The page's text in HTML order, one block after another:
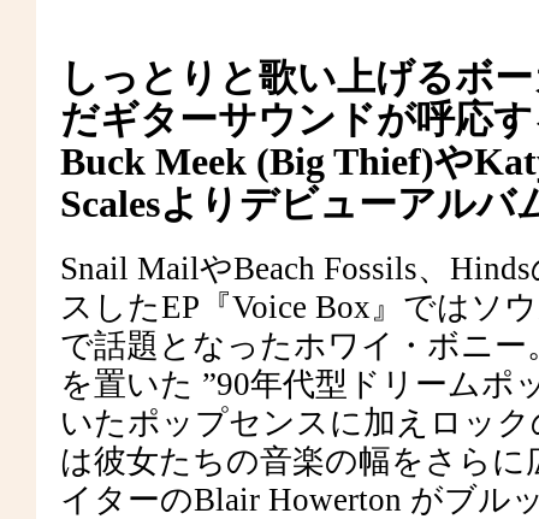
しっとりと歌い上げるボ
だギターサウンドが呼応
Buck Meek (Big Thief)や
Scalesよりデビューアルバ
Snail MailやBeach Fossils、
スしたEP『Voice Box』ではソ
で話題となったホワイ・ボニ
を置いた ”90年代型ドリームポ
いたポップセンスに加えロッ
は彼女たちの音楽の幅をさら
イターのBlair Howerton がブル